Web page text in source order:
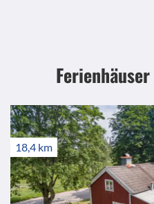
18,4 km